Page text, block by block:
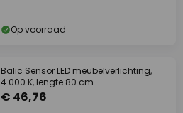
Op voorraad
Balic Sensor LED meubelverlichting,
4.000 K, lengte 80 cm
€ 46,76